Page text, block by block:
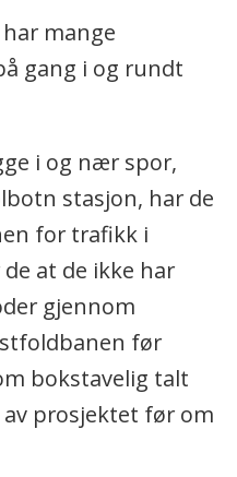
har mange
gang i og rundt
i og nær spor,
stasjon, har de
for trafikk i
at de ikke har
gjennom
før
bokstavelig talt
prosjektet før om